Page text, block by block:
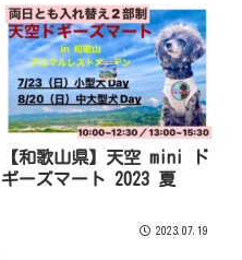
【和歌山県】天空 mini ド
ギーズマート 2023 夏
2023.07.19